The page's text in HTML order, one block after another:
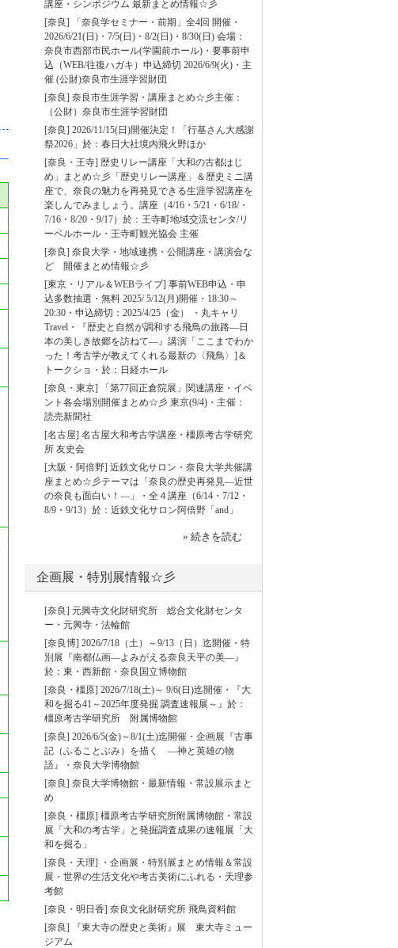
講座・シンポジウム 最新まとめ情報☆彡
[奈良] 「奈良学セミナー・前期」全4回 開催・
2026/6/21(日)・7/5(日)・8/2(日)・8/30(日) 会場：
奈良市西部市民ホール(学園前ホール)・要事前申
込（WEB/往復ハガキ）申込締切 2026/6/9(火)・主
催 (公財)奈良市生涯学習財団
[奈良] 奈良市生涯学習・講座まとめ☆彡主催：
（公財）奈良市生涯学習財団
[奈良] 2026/11/15(日)開催決定！「行基さん大感謝
祭2026」於：春日大社境内飛火野ほか
[奈良・王寺] 歴史リレー講座「大和の古都はじ
め」まとめ☆彡「歴史リレー講座」＆歴史ミニ講
座で、奈良の魅力を再発見できる生涯学習講座を
楽しんでみましょう。講座（4/16・5/21・6/18/・
7/16・8/20・9/17）於：王寺町地域交流センタ/リ
ーベルホール・王寺町観光協会 主催
[奈良] 奈良大学・地域連携・公開講座・講演会な
ど 開催まとめ情報☆彡
[東京・リアル＆WEBライブ] 事前WEB申込・申
込多数抽選・無料 2025/ 5/12(月)開催・18:30～
20:30・申込締切：2025/4/25（金） ・丸キャリ
Travel・『歴史と自然が調和する飛鳥の旅路―日
本の美しき故郷を訪ねて―』講演「ここまでわか
った！考古学が教えてくれる最新の〈飛鳥〉]＆
トークショ・於：日経ホール
[奈良・東京] 「第77回正倉院展」関連講座・イベ
ント各会場別開催まとめ☆彡 東京(9/4)・主催：
読売新聞社
[名古屋] 名古屋大和考古学講座・橿原考古学研究
所 友史会
[大阪・阿倍野] 近鉄文化サロン・奈良大学共催講
座まとめ☆彡テーマは「奈良の歴史再発見―近世
の奈良も面白い！―」・全４講座（6/14・7/12・
8/9・9/13）於：近鉄文化サロン阿倍野「and」
» 続きを読む
企画展・特別展情報☆彡
[奈良] 元興寺文化財研究所 総合文化財センタ
ー・元興寺・法輪館
[奈良博] 2026/7/18（土）～9/13（日）迄開催・特
別展『南都仏画―よみがえる奈良天平の美―』
於：東・西新館・奈良国立博物館
[奈良・橿原] 2026/7/18(土)～ 9/6(日)迄開催・『大
和を掘る41～2025年度発掘 調査速報展～』於：
橿原考古学研究所 附属博物館
[奈良] 2026/6/5(金)～8/1(土)迄開催・企画展『古事
記（ふることぶみ）を描く ―神と英雄の物
語』・奈良大学博物館
[奈良] 奈良大学博物館・最新情報・常設展示まと
め
[奈良・橿原] 橿原考古学研究所附属博物館・常設
展「大和の考古学」と発掘調査成果の速報展「大
和を掘る」
[奈良・天理] ・企画展・特別展まとめ情報＆常設
展・世界の生活文化や考古美術にふれる・天理参
考館
[奈良・明日香] 奈良文化財研究所 飛鳥資料館
[奈良] 『東大寺の歴史と美術』展 東大寺ミュー
ジアム